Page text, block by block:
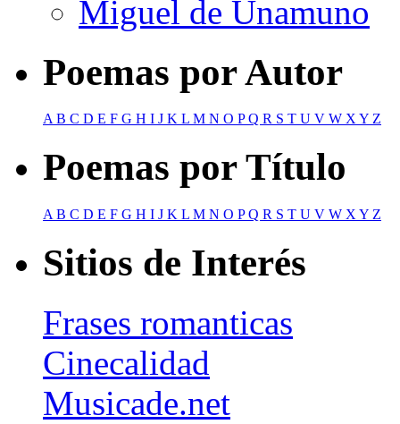
Miguel de Unamuno
Poemas por Autor
AB C D E F G H I J K L M N O PQ R S T U V W XY Z
Poemas por Título
A B C D E F G H I J K L M N O PQ R S T U V W X Y Z
Sitios de Interés
Frases romanticas
Cinecalidad
Musicade.net